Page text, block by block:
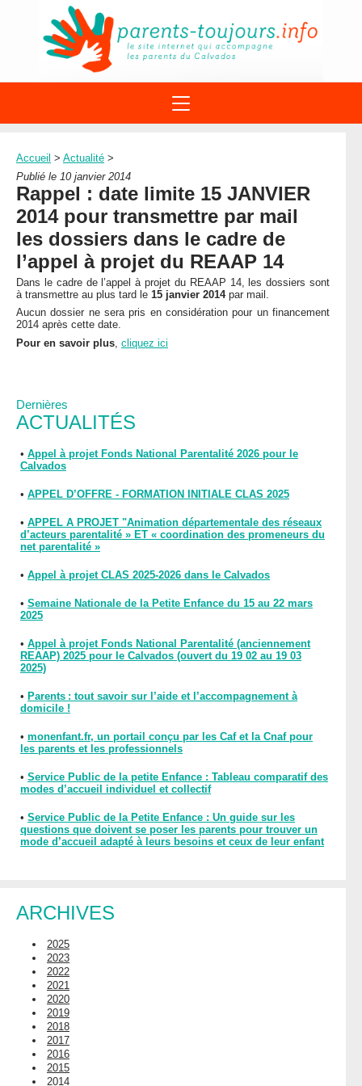
À PROPOS DU REAAP
1ÈRE VISITE
ACTUALITÉ
AGENDA
DISPOSITIFS PARENTALITÉ
SITES INTERNET
NUMÉROS VERTS
LEXIQUE
LETTRES D’INFO
MENTIONS LÉGALES
STRUCTURES
DOCUMENTS
FORMATIONS
Dernières
ACTUALITÉS
• Appel à projet Fonds National Parentalité 2026 pour le
Calvados
• APPEL D’OFFRE - FORMATION INITIALE CLAS 2025
• APPEL A PROJET "Animation départementale des réseaux
d’acteurs parentalité » ET « coordination des promeneurs du
net parentalité »
• Appel à projet CLAS 2025-2026 dans le Calvados
• Semaine Nationale de la Petite Enfance du 15 au 22 mars
2025
• Appel à projet Fonds National Parentalité (anciennement
REAAP) 2025 pour le Calvados (ouvert du 19 02 au 19 03
2025)
• Parents : tout savoir sur l’aide et l’accompagnement à
domicile !
• monenfant.fr, un portail conçu par les Caf et la Cnaf pour
les parents et les professionnels
• Service Public de la petite Enfance : Tableau comparatif des
modes d’accueil individuel et collectif
• Service Public de la Petite Enfance : Un guide sur les
questions que doivent se poser les parents pour trouver un
mode d’accueil adapté à leurs besoins et ceux de leur enfant
ARCHIVES
2025
2023
2022
2021
2020
2019
2018
2017
2016
2015
2014
Accueil > Actualité >
Publié le 10 janvier 2014
Rappel : date limite 15 JANVIER
2014 pour transmettre par mail
les dossiers dans le cadre de
l’appel à projet du REAAP 14
Dans le cadre de l’appel à projet du REAAP 14, les dossiers sont
à transmettre au plus tard le 15 janvier 2014par mail.
Aucun dossier ne sera pris en considération pour un financement
2014 après cette date.
Pour en savoir plus, cliquez ici